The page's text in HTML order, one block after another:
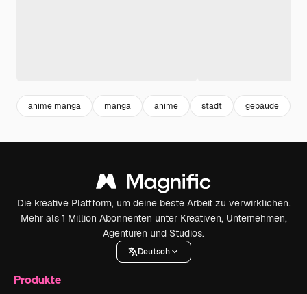
anime manga manga anime stadt gebäude
Die kreative Plattform, um deine beste Arbeit zu verwirklichen.
Mehr als 1 Million Abonnenten unter Kreativen, Unternehmen,
Agenturen und Studios.
Deutsch
Produkte